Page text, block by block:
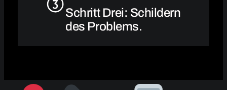
Schritt Drei: Schildern
des Problems.